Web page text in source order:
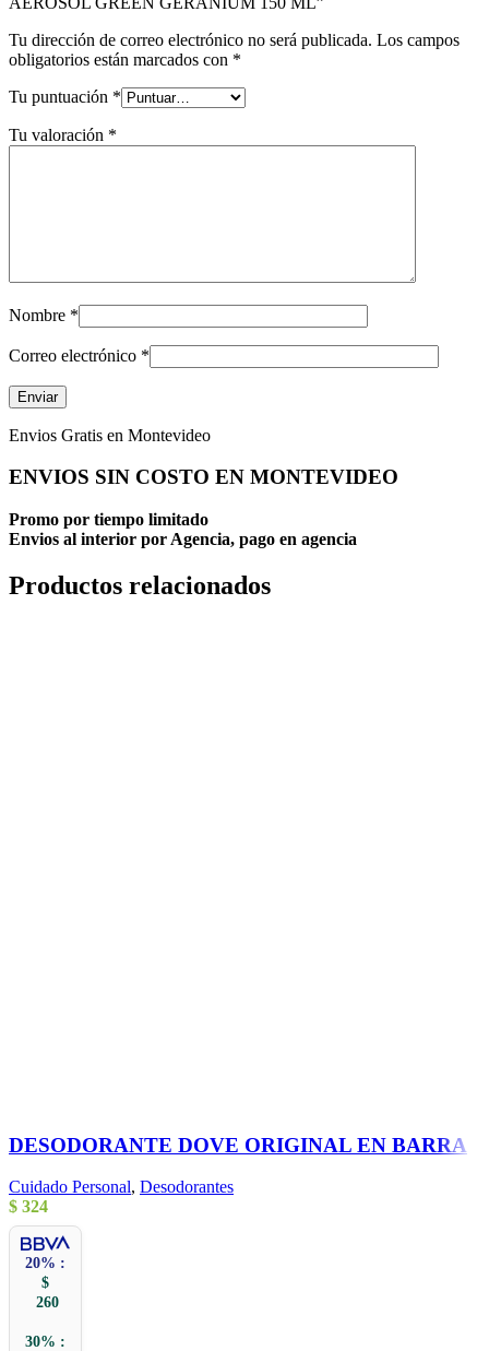
Tu dirección de correo electrónico no será publicada. Los campos
obligatorios están marcados con *
Tu puntuación *
Tu valoración *
Nombre *
Correo electrónico *
Envios Gratis en Montevideo
ENVIOS SIN COSTO EN MONTEVIDEO
Promo por tiempo limitado
Envios al interior por Agencia, pago en agencia
Productos relacionados
DESODORANTE DOVE ORIGINAL EN BARRA
Cuidado Personal, Desodorantes
$ 324
20% :
$
260
30% :